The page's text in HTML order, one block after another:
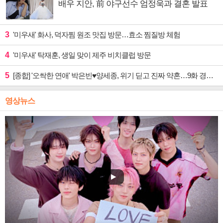
배우 지안, 前 야구선수 엄정욱과 결혼 발표
3 '미우새' 화사, 덕자찜 원조 맛집 방문…효소 찜질방 체험
4 '미우새' 탁재훈, 생일 맞이 제주 비치클럽 방문
5 [종합] '오싹한 연애' 박은빈♥양세종, 위기 딛고 진짜 약혼…9화 경영권 사수 작전 예고
영상뉴스